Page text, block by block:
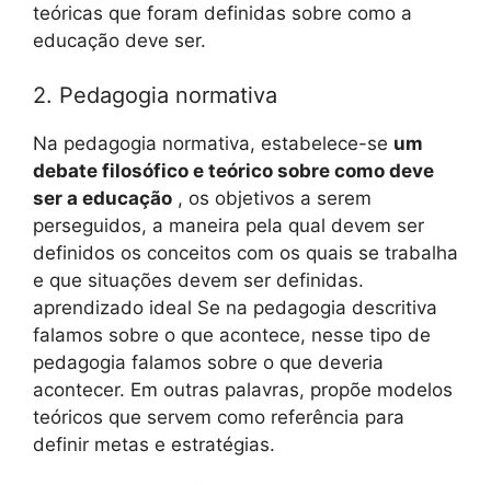
teóricas que foram definidas sobre como a
educação deve ser.
2. Pedagogia normativa
Na pedagogia normativa, estabelece-se um
debate filosófico e teórico sobre como deve
ser a educação , os objetivos a serem
perseguidos, a maneira pela qual devem ser
definidos os conceitos com os quais se trabalha
e que situações devem ser definidas.
aprendizado ideal Se na pedagogia descritiva
falamos sobre o que acontece, nesse tipo de
pedagogia falamos sobre o que deveria
acontecer. Em outras palavras, propõe modelos
teóricos que servem como referência para
definir metas e estratégias.